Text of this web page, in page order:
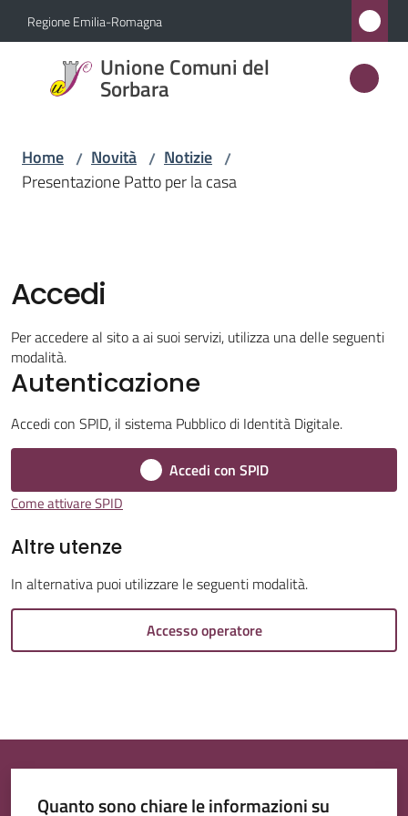
Vai al contenuto
Vai alla navigazione
Vai al footer
Regione Emilia-Romagna
Unione Comuni del
Sorbara
Unione
Comuni
Menu selezionato
Servizi
Vivere
gli
argomenti...
Home / Novità / Notizie /
Presentazione Patto per la casa
Accedi
Per accedere al sito a ai suoi servizi, utilizza una delle seguenti
modalità.
Autenticazione
Accedi con SPID, il sistema Pubblico di Identità Digitale.
Accedi con SPID
Come attivare SPID
Altre utenze
In alternativa puoi utilizzare le seguenti modalità.
Accesso operatore
Quanto sono chiare le informazioni su